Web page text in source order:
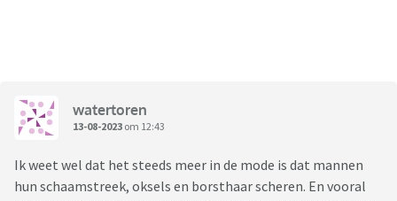
watertoren
13-08-2023 om 12:43
Ik weet wel dat het steeds meer in de mode is dat mannen
hun schaamstreek, oksels en borsthaar scheren. En vooral